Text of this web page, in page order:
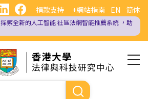
EN 简体
捐款支持 +網站指南
探索全新的人工智能社區法網智能推薦系統 ，助